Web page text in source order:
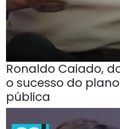
Ronaldo Caiado,
o sucesso do
pública